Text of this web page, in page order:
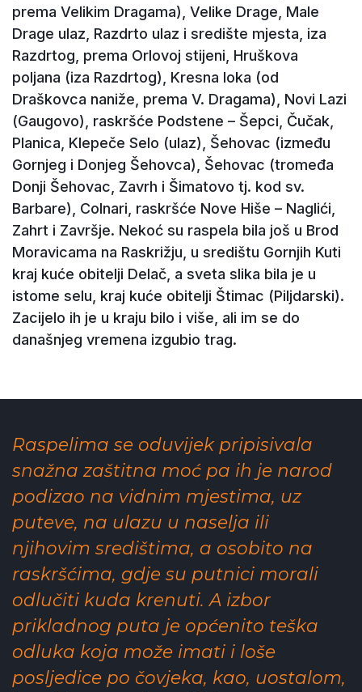
prema Velikim Dragama), Velike Drage, Male
Drage ulaz, Razdrto ulaz i središte mjesta, iza
Razdrtog, prema Orlovoj stijeni, Hruškova
poljana (iza Razdrtog), Kresna loka (od
Draškovca naniže, prema V. Dragama), Novi Lazi
(Gaugovo), raskršće Podstene – Šepci, Čučak,
Planica, Klepeče Selo (ulaz), Šehovac (između
Gornjeg i Donjeg Šehovca), Šehovac (tromeđa
Donji Šehovac, Zavrh i Šimatovo tj. kod sv.
Barbare), Colnari, raskršće Nove Hiše – Naglići,
Zahrt i Završje. Nekoć su raspela bila još u Brod
Moravicama na Raskrižju, u središtu Gornjih Kuti
kraj kuće obitelji Delač, a sveta slika bila je u
istome selu, kraj kuće obitelji Štimac (Piljdarski).
Zacijelo ih je u kraju bilo i više, ali im se do
današnjeg vremena izgubio trag.
Raspelima se oduvijek pripisivala
snažna zaštitna moć pa ih je narod
podizao na vidnim mjestima, uz
puteve, na ulazu u naselja ili
njihovim središtima, a osobito na
raskršćima, gdje su putnici morali
odlučiti kuda krenuti. A izbor
prikladnog puta je općenito teška
odluka koja može imati i loše
posljedice po čovjeka, kao, uostalom,